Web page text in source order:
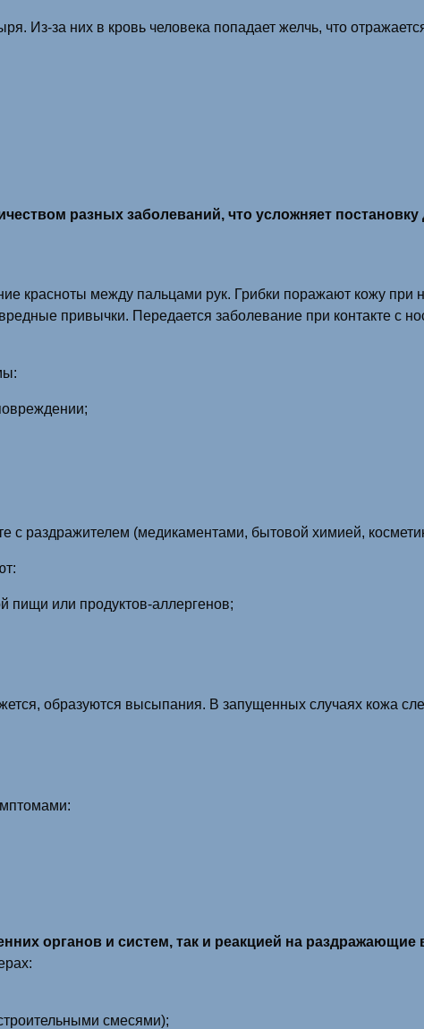
Из-за них в кровь человека попадает желчь, что
разных заболеваний, что усложняет постановку
красноты между пальцами рук. Грибки поражают кожу при
привычки. Передается заболевание при контакте с
с раздражителем (медикаментами, бытовой химией,
пищи или продуктов-аллергенов;
образуются высыпания. В запущенных случаях кожа
органов и систем, так и реакцией на
смесями);